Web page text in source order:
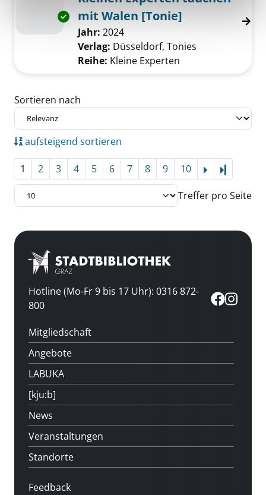
Exemplar-Details von Kleinen Experten
mit Walen [Tonie]
Suche nach diesem Verfasser
Jahr: 2024
Verlag: Düsseldorf, Tonies
Reihe: Kleine Experten
Zu den Suchfiltern springen
Sortieren nach
aufsteigend sortieren
1 2 3 4 5 6 7 8 9 10
Treffer pro Seite
Hotline (Mo-Fr 9 bis 17 Uhr): 0316 872-
800
Mitgliedschaft
Angebote
LABUKA
[kju:b]
News
Veranstaltungen
Standorte
Feedback